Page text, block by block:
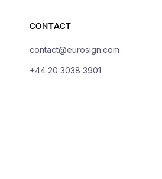
CONTACT
contact@eurosign.com
+44 20 3038 3901